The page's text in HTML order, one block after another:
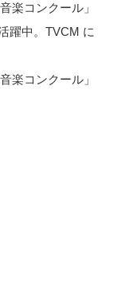
楽コンクール」
躍中。TVCM に
楽コンクール」